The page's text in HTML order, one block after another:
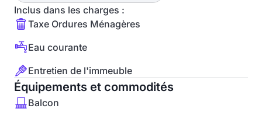
Inclus dans les charges :
Taxe Ordures Ménagères
Eau courante
Entretien de l'immeuble
Équipements et commodités
Balcon